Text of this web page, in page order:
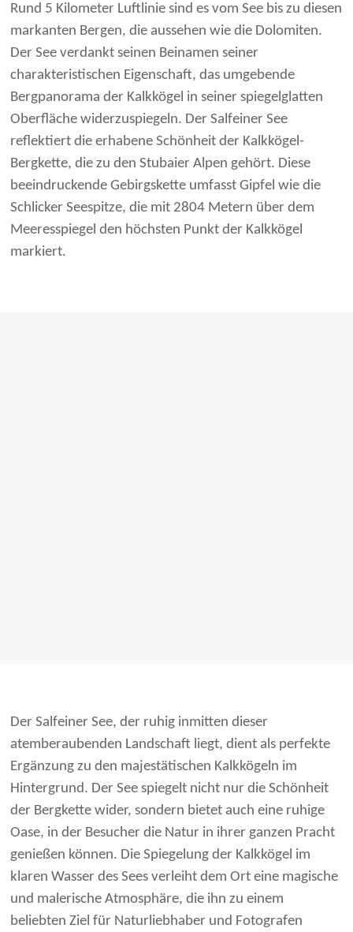
Rund 5 Kilometer Luftlinie sind es vom See bis zu diesen
markanten Bergen, die aussehen wie die Dolomiten.
Der See verdankt seinen Beinamen seiner
charakteristischen Eigenschaft, das umgebende
Bergpanorama der Kalkkögel in seiner spiegelglatten
Oberfläche widerzuspiegeln. Der Salfeiner See
reflektiert die erhabene Schönheit der Kalkkögel-
Bergkette, die zu den Stubaier Alpen gehört. Diese
beeindruckende Gebirgskette umfasst Gipfel wie die
Schlicker Seespitze, die mit 2804 Metern über dem
Meeresspiegel den höchsten Punkt der Kalkkögel
markiert.
Der Salfeiner See, der ruhig inmitten dieser
atemberaubenden Landschaft liegt, dient als perfekte
Ergänzung zu den majestätischen Kalkkögeln im
Hintergrund. Der See spiegelt nicht nur die Schönheit
der Bergkette wider, sondern bietet auch eine ruhige
Oase, in der Besucher die Natur in ihrer ganzen Pracht
genießen können. Die Spiegelung der Kalkkögel im
klaren Wasser des Sees verleiht dem Ort eine magische
und malerische Atmosphäre, die ihn zu einem
beliebten Ziel für Naturliebhaber und Fotografen